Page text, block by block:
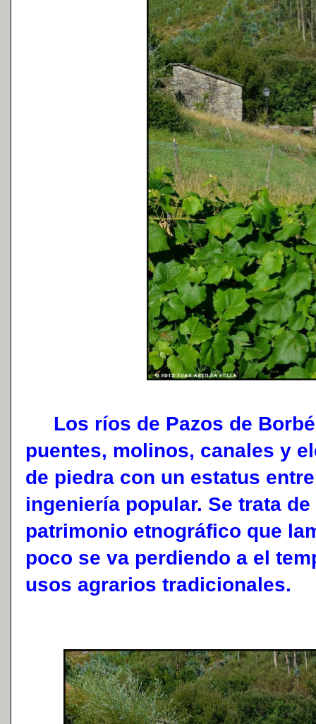
Los ríos de Pazos de
puentes, molinos, canales y
de piedra con un estatus
ingeniería popular. Se trata
patrimonio etnográfico que
poco se va perdiendo a el
usos agrarios tradicionales.